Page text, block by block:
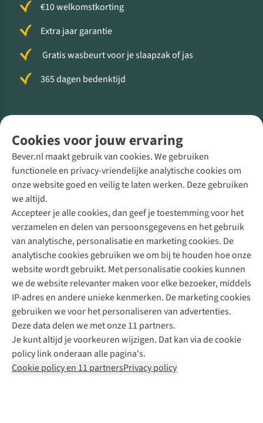
Cookies voor jouw ervaring
Bever.nl maakt gebruik van cookies. We gebruiken
functionele en privacy-vriendelijke analytische cookies om
onze website goed en veilig te laten werken. Deze gebruiken
we altijd.
Accepteer je alle cookies, dan geef je toestemming voor het
verzamelen en delen van persoonsgegevens en het gebruik
van analytische, personalisatie en marketing cookies. De
analytische cookies gebruiken we om bij te houden hoe onze
website wordt gebruikt. Met personalisatie cookies kunnen
we de website relevanter maken voor elke bezoeker, middels
IP-adres en andere unieke kenmerken. De marketing cookies
gebruiken we voor het personaliseren van advertenties.
Deze data delen we met onze 11 partners.
Je kunt altijd je voorkeuren wijzigen. Dat kan via de cookie
policy link onderaan alle pagina's.
Cookie policy en 11 partnersPrivacy policy
€10 welkomstkorting
Extra jaar garantie
Gratis wasbeurt voor je slaapzak of jas
365 dagen bedenktijd
Direct advies van een Buitenexpert
+31 (0)85 888 50 88
+31 6 12 28 49 80
Contactformulier